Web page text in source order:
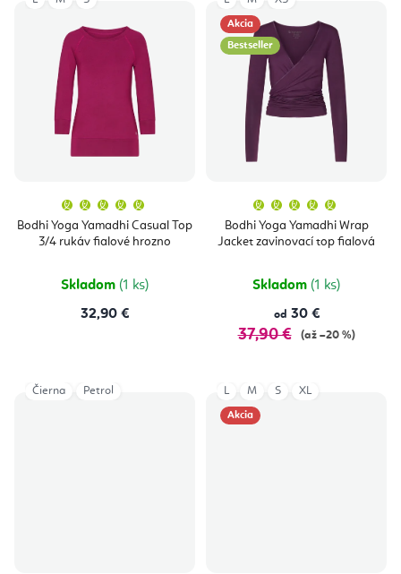
Bodhi Yoga Yamadhi Casual Top
3/4 rukáv fialové hrozno
produktu
je
5,0
Skladom (1 ks)
32,90 €
Akcia
Bestseller
Bodhi Yoga Yamadhi Wrap
Jacket zavinovací top fialová
produktu
je
5,0
Skladom (1 ks)
od 30 €
37,90 € (až –20 %)
Čierna Petrol
Akcia
L M S XL